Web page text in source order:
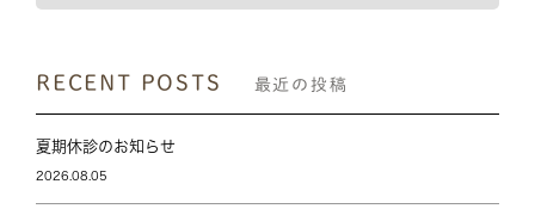
RECENT POSTS 最近の投稿
夏期休診のお知らせ
2026.08.05